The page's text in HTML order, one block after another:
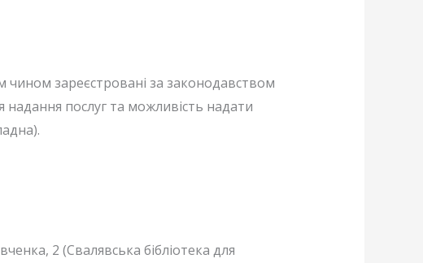
чином зареєстровані за законодавством
надання послуг та можливість надати
2 (Свалявська бібліотека для